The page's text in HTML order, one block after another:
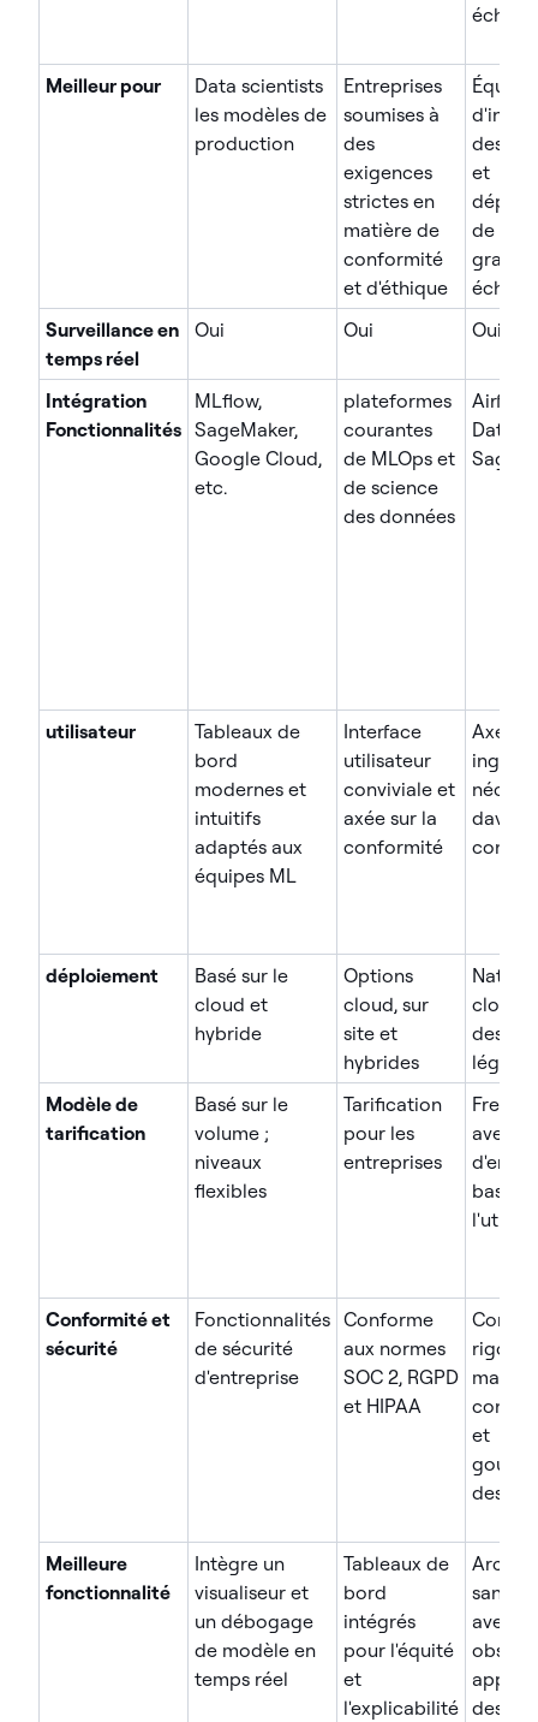
échelle
Meilleur pour
Data scientists
les modèles de
production
Entreprises
soumises à
des
exigences
strictes en
matière de
conformité
et d'éthique
des
et
de
grande
échelle
Surveillance en
temps réel
Oui Oui Oui
Intégration
Fonctionnalités
MLflow,
SageMaker,
Google Cloud,
etc.
plateformes
courantes
de MLOps et
de science
des données
Airflow,
utilisateur
Tableaux de
bord
modernes et
intuitifs
adaptés aux
équipes ML
Interface
utilisateur
conviviale et
axée sur la
conformité
Axé
déploiement
Basé sur le
cloud et
hybride
Options
cloud, sur
site et
hybrides
Natif
cloud,
des
légers
Modèle de
tarification
Basé sur le
volume ;
niveaux
flexibles
Tarification
pour les
entreprises
avec
basés
Conformité et
sécurité
Fonctionnalités
de sécurité
d'entreprise
Conforme
aux normes
SOC 2, RGPD
et HIPAA
et
des
Meilleure
fonctionnalité
Intègre un
visualiseur et
un débogage
de modèle en
temps réel
Tableaux de
bord
intégrés
pour l'équité
et
l'explicabilité
sans
avec
des